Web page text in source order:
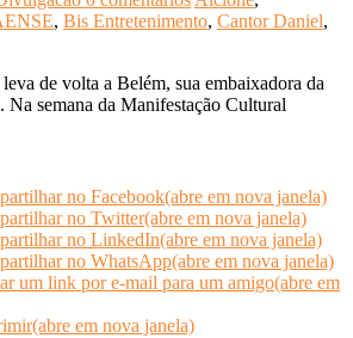
, Bis Entretenimento, Cantor Daniel,
de volta a Belém, sua embaixadora da
Na semana da Manifestação Cultural
no Facebook(abre em nova janela)
no Twitter(abre em nova janela)
no LinkedIn(abre em nova janela)
no WhatsApp(abre em nova janela)
um link por e-mail para um amigo(abre em
em nova janela)